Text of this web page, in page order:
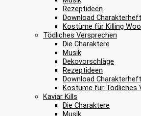
Rezeptideen
Download
Kostüme für Killing
Tödliches Versprechen
Die Charaktere
Musik
Dekovorschläge
Rezeptideen
Download
Kostüme für Tödliches
Kaviar Kills
Die Charaktere
Musik